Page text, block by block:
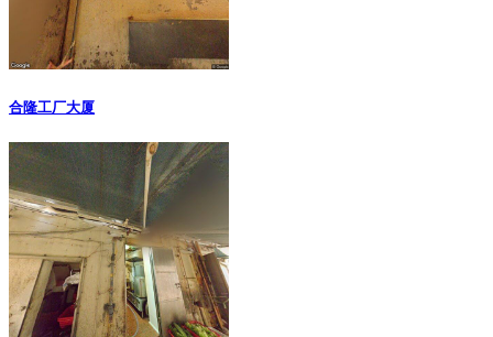
合隆工厂大厦